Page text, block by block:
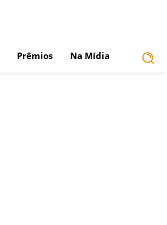
Prêmios Na Mídia